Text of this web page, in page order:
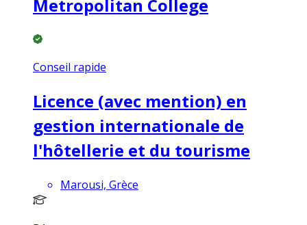
Metropolitan College
Conseil rapide
Licence (avec mention) en
gestion internationale de
l'hôtellerie et du tourisme
Marousi, Grèce